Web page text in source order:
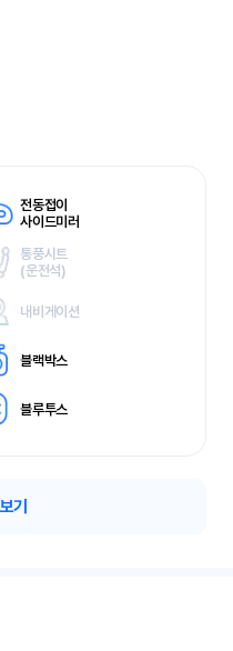
전동접이
사이드미러
통풍시트
(운전석)
내비게이션
블랙박스
블루투스
기